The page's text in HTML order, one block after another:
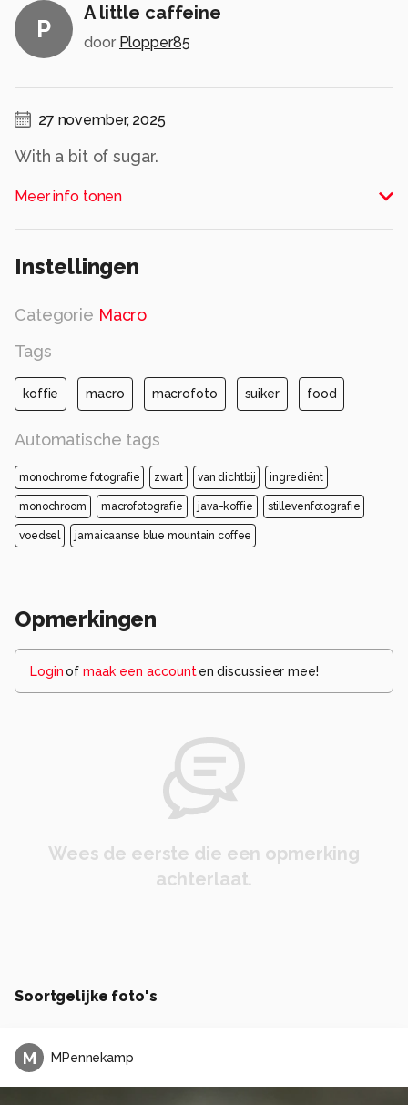
P
A little caffeine
door Plopper85
27 november, 2025
With a bit of sugar.
Alle rechten voorbehouden
Meer info tonen
Instellingen
Categorie Macro
Tags
koffie macro macrofoto suiker food
Automatische tags
monochrome fotografie zwart van dichtbij ingrediënt
monochroom macrofotografie java-koffie stillevenfotografie
voedsel jamaicaanse blue mountain coffee
Opmerkingen
Loginof maak een account en discussieer mee!
Wees de eerste die een opmerking
achterlaat.
Soortgelijke foto's
M MPennekamp